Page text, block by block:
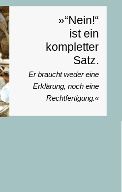
»“Nein!“
ist ein
kompletter
Satz.
Er braucht weder eine
Erklärung, noch eine
Rechtfertigung.«